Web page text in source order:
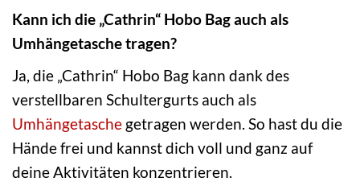
Kann ich die „Cathrin“ Hobo Bag auch als
Umhängetasche tragen?
Ja, die „Cathrin“ Hobo Bag kann dank des
verstellbaren Schultergurts auch als
Umhängetasche getragen werden. So hast du die
Hände frei und kannst dich voll und ganz auf
deine Aktivitäten konzentrieren.